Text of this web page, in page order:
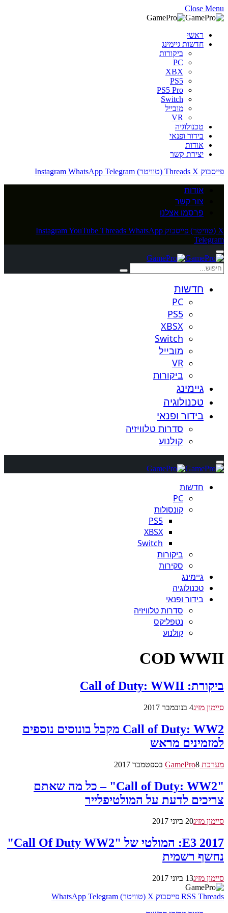
Close Menu
ראשי
חדשות גיימינג
ביקורות
PC
XBX
PS5
PS5 Pro
Switch
מובייל
VR
טכנולוגיה
בידור ופנאי
אודות
יצירת קשר
פייסבוק
Threads X (טוויטר) Instagram WhatsApp Telegram
אודות
צור קשר
פרסמו אצלנו
X (טוויטר) פייסבוק InstagramYouTube Threads WhatsApp
Telegram
חדשות
PC
PS5
XBSX
Switch
מובייל
VR
ביקורות
גיימינג
טכנולוגיה
בידור ופנאי
סדרות טלוויזיה
קולנוע
חדשות
PC
קונסולות
PS5
XBSX
Switch
ביקורות
סקירות
גיימינג
טכנולוגיה
בידור ופנאי
סדרות טלוויזיה
נטפליקס
קולנוע
COD WWII
ביקורת: Call of Duty: WWII
סיימון מזיג4 בנובמבר 2017
Call of Duty: WW2 מקבל בונוסים נוספים
למזמינים מראש
מערכת GamePro 8 בספטמבר 2017
"Call of Duty: WW2" – כל מה שאתם
צריכים לדעת על המולטיפלייר
סיימון מזיג20 ביוני 2017
E3 2017: המולטי של "Call Of Duty WW2"
נחשף רשמית
סיימון מזיג13 ביוני 2017
RSS Threads פייסבוק X (טוויטר) WhatsApp Telegram